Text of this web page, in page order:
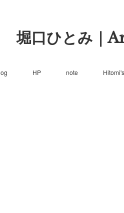
堀口ひとみ｜
HP note